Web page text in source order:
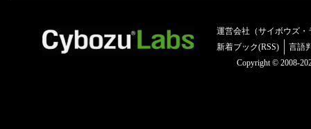
運営会社（サイボウズ・
新着ブック(RSS)
言語
Copyright © 2008-